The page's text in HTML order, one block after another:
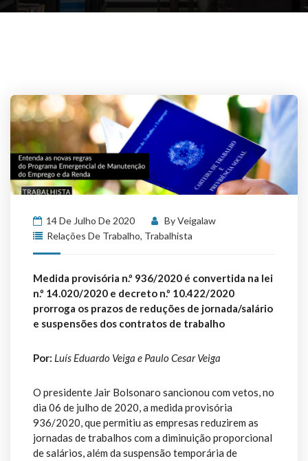
14 De Julho De 2020 ByVeigalaw
Relações De Trabalho, Trabalhista
Medida provisória n.º 936/2020 é convertida na lei
n.º 14.020/2020 e decreto n.º 10.422/2020
prorroga os prazos de reduções de jornada/salário
e suspensões dos contratos de trabalho
Por: Luís Eduardo Veiga e Paulo Cesar Veiga
O presidente Jair Bolsonaro sancionou com vetos, no
dia 06 de julho de 2020, a medida provisória
936/2020, que permitiu as empresas reduzirem as
jornadas de trabalhos com a diminuição proporcional
de salários, além da suspensão temporária de